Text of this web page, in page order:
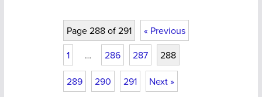
Page 288 of 291
« Previous
1
… 286 287 288
289 290 291 Next »